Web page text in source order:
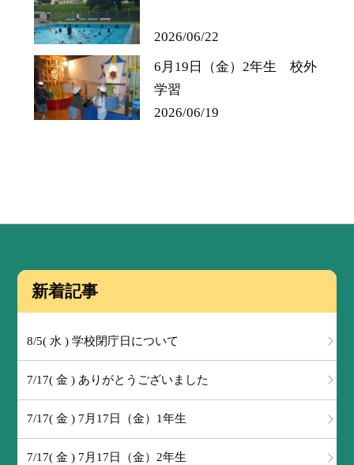
2026/06/22
6月19日（金）2年生 校外
学習
2026/06/19
新着記事
8/5( 水 ) 学校閉庁日について
7/17( 金 ) ありがとうございました
7/17( 金 ) 7月17日（金）1年生
7/17( 金 ) 7月17日（金）2年生